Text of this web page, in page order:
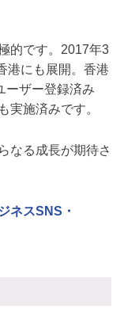
的です。2017年3
港にも展開。香港
ーザー登録済み
実施済みです。
なる成長が期待さ
ネスSNS・